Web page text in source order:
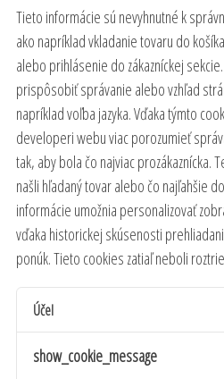
Tieto informácie sú nevyhnutné k
ako napríklad vkladanie tovaru do
alebo prihlásenie do zákazníckej sekcie.
prispôsobiť správanie alebo vzhľad
napríklad voľba jazyka.Vďaka týmto
developeri webu viac porozumieť
tak, aby bola čo najviac prozákaznícka.
našli hľadaný tovar alebo čo najľahšie
informácie umožnia personalizovať
vďaka historickej skúsenosti
ponúk.Tieto cookies zatiaľ neboli
Účel
show_cookie_message